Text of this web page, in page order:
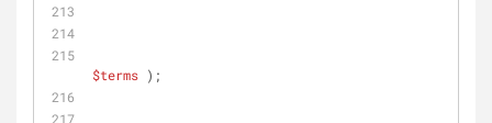
$terms );